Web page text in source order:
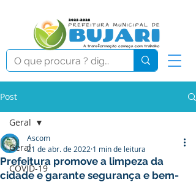
Post
Geral
COVID-19
Geral
Prefeitura promove a limpeza da
cidade e garante segurança e bem-
Ascom
21 de abr. de 2022 1 min de leitura